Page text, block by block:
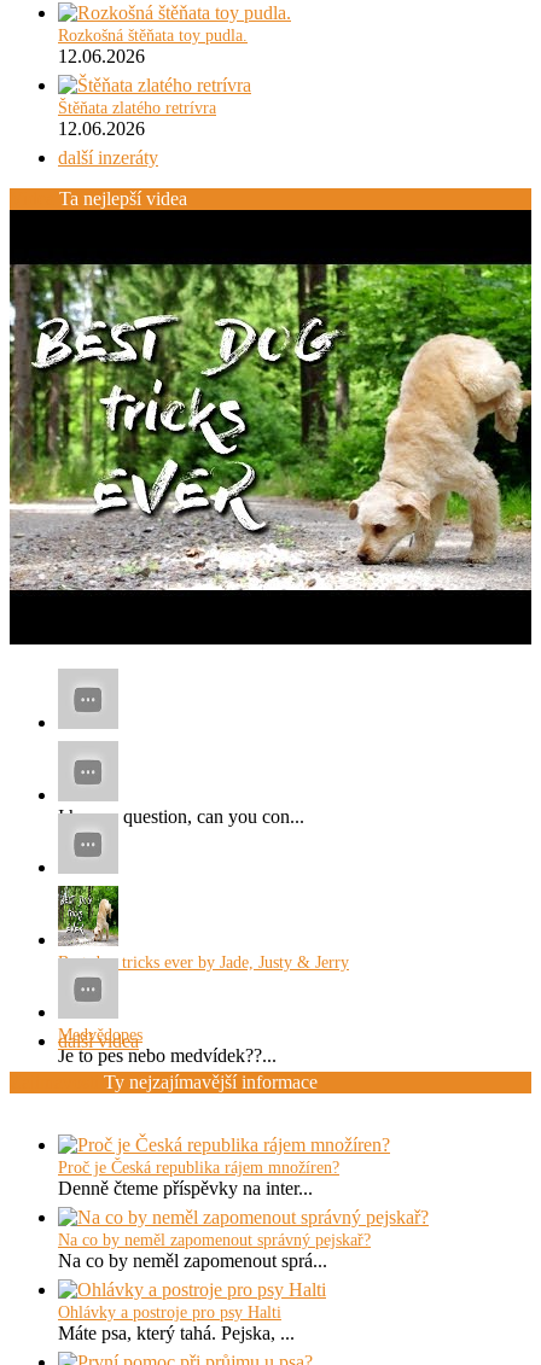
Rozkošná štěňata toy pudla.
12.06.2026
Štěňata zlatého retrívra
12.06.2026
další inzeráty
Ta nejlepší videa
...
I have a question, can you con...
x
x...
Best dog tricks ever by Jade, Justy & Jerry
Medvědopes
Je to pes nebo medvídek??...
další videa
Ty nejzajímavější informace
Proč je Česká republika rájem množíren?
Denně čteme příspěvky na inter...
Na co by neměl zapomenout správný pejskař?
Na co by neměl zapomenout sprá...
Ohlávky a postroje pro psy Halti
Máte psa, který tahá. Pejska, ...